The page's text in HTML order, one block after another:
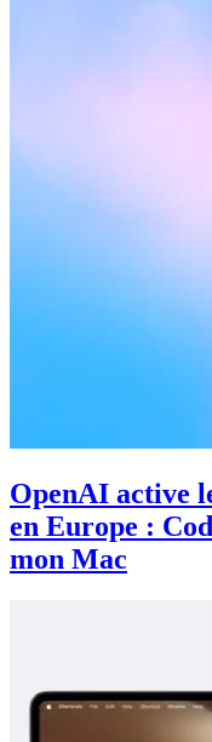
OpenAI active
en Europe :
mon Mac